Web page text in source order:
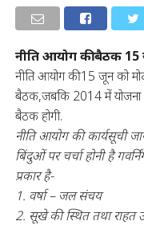
नीति आयोग की बैठक 15
नीति आयोग की 15 जून को
बैठक,जबकि 2014 में योजना
बैठक होगी.
नीति आयोग की कार्यसूची
बिंदुओं पर चर्चा होनी है
प्रकार है-
1. वर्षा – जल संचय
2. सूखे की स्थित तथा राहत